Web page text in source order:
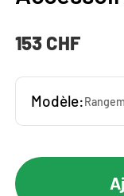
153 CHF
Modèle: